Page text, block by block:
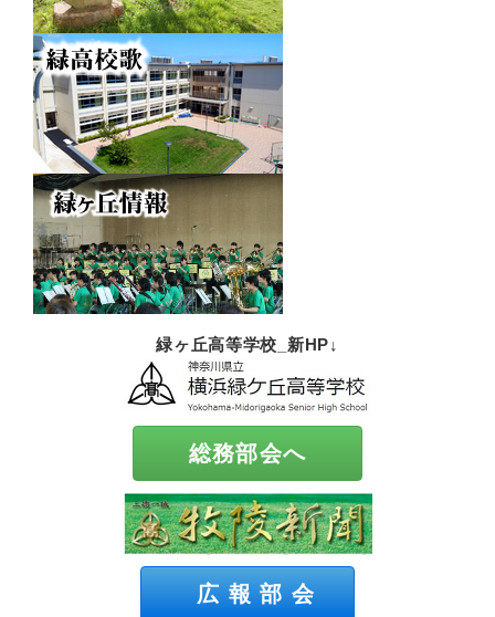
緑ヶ丘高等学校_新HP↓
総務部会へ
広 報 部 会